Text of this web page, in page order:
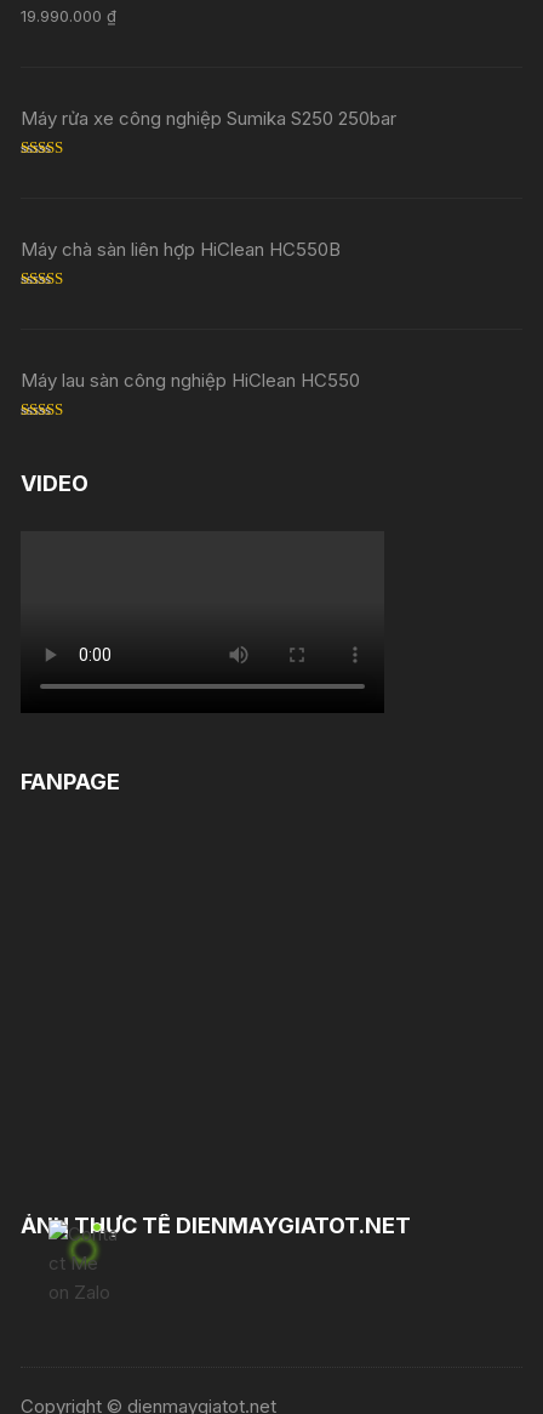
Rated5.00
out of 5
19.990.000₫
Máy rửa xe công nghiệp Sumika S250 250bar
Máy chà sàn liên hợp HiClean HC550B
Máy lau sàn công nghiệp HiClean HC550
VIDEO
FANPAGE
ẢNH THỰC TẾ DIENMAYGIATOT.NET
Copyright © dienmaygiatot.net